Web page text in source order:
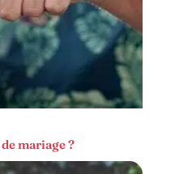
mariage ?